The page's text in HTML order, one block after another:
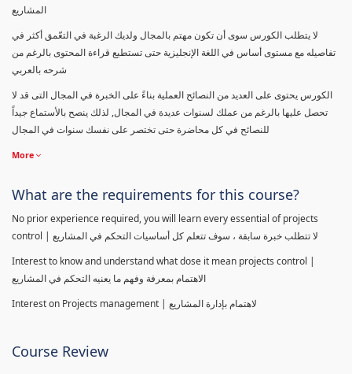
المشاريع
لا يتطلب الكورس سوى أن تكون مهتم بالمجال ولديك الرغبة في التعّمق أكثر في
تفاصيله مع مستوى أساس في اللغة الإنجليزية حتى تستطيع قراءة المحتوى بالرغم من
شرحه بالعربي
الكورس يحتوى على العديد من النصائح العملية بناءً على الخبرة في المجال التى قد لا
تحصل عليها بالرغم من عملك لسنوات عديدة في المجال, لذلك ينصح بالأستماع جيداً
للنصائح في كل محاضرة حتى تختصر على نفسك سنوات في المجال
More
What are the requirements for this course?
No prior experience required, you will learn every essential of projects
control | لا تتطلب خبرة سابقة ، سوف تتعلم كل أساسيات التحكم في المشاريع
Interest to know and understand what dose it mean projects control |
الاهتمام بمعرفة وفهم ما يعنيه التحكم في المشاريع
Interest on Projects management | لاهتمام بإدارة المشاريع
Course Review